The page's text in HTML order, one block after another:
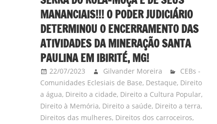
MANANCIAIS!!! O PODER JUDICIÁRIO
DETERMINOU O ENCERRAMENTO DAS
ATIVIDADES DA MINERAÇÃO SANTA
PAULINA EM IBIRITÉ, MG!
22/07/2023 Gilvander Moreira
CEBs -
Comunidades Eclesiais de Base, Destaque, Direito
a água, Direito a cidade, Direito a Cultura Popular,
Direito à Memória, Direito a saúde, Direito a terra,
Direitos das mulheres, Direitos dos carroceiros,